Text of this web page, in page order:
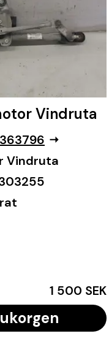
Vindruta
Vindruta
1 500 SEK